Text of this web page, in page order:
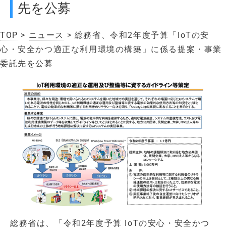
先を公募
TOP > ニュース > 総務省、令和2年度予算「IoTの安
心・安全かつ適正な利用環境の構築」に係る提案・事業
委託先を公募
総務省は、「令和2年度予算 IoTの安心・安全かつ